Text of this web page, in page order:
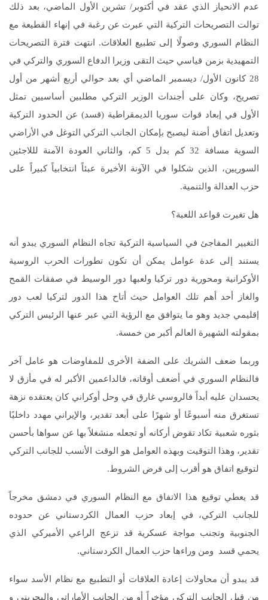
عدم الانحياز الذي عقد في أكتوبر/ تشرين الأول الماضي، بعد ذلك
توالت التصريحات التركية التي عبرت عن رغبة في إنهاء القطيعة مع
النظام السوري وصولًا إلى تطبيع العلاقات. انتهت فترة التصريحات
التمهيدية بزمن قياسي حيث التقى وزيرا الدفاع السوري والتركي في
28 كانون الأول/ ديسمبر الماضي أي بعد حوالي أربع أشهر من أول
تصريح، وكان على أجندات الوزير التركي مطلبين أساسيين تمثل
الأول في إبعاد قوات سوريا الديمقراطية (قسد) عن الحدود التركية
وتعديل اتفاق أضنة ليصبح بإمكان الجانب التركي التوغل في الأراضي
السوية مسافة 32 كم بدل 5 كم، والثاني العودة الآمنة لللاجئين
السوريين، الذين شكلوا في الآونة الأخيرة عبئاً انتخابياً كبيراً على
حزب العدالة والتنمية.
هل تغيرت قواعد اللعبة؟
التغيير المفاجئ في السياسية التركية تجاه النظام السوري يبدو أنه
يستند إلى عدة عوامل يمكن أن تكون تطورات الحرب الروسية
الأوكرانية ومحورية دور تركيا ولعبها دور الوسيط في صفقات القمح
والغاز أحد أهم تلك العوامل حيث أتاح هذا الدور لتركيا لعب دور
إقليمي جديد وهو ما يتوافق مع الرؤية التي عبر عنها الرئيس التركي
بمقولته الشهيرة العالم أكبر من خمسة.
وربما ضعف الشريك على الضفة الأخرى للمفاوضات هو عامل آخر
فالنظام السوري في أضعف أوقاته، فالداعمين الأكبر له في مأزق لا
يحسدان عليه أبداً فالروسي غارق في وحل أوكراني كان يعتقده نزهة
تستغرق منه أسبوعًا أو شهرًا على أبعد تقدير، والإيراني مهدد داخليًا
بثوره شعبية تكاد تقوض أركانه أو تجعله منشغلاً بها عن سواها بأحسن
تقدير، وهذا التوقيت وبهذه العوامل هو الوقت الأنسب للجانب التركي
لتوقيع اتفاق هو أقرب إلى فرض الشروط.
قد يعطي توقيع هذا الاتفاق مع النظام السوري في دمشق مخرجاً
للجانب التركي، في إبعاد حزب العمال الكردستاني عن حدوده
الجنوبية وتجنب مواجة عسكرية قد تزعج الراعي الأميركي الذي
يحمي قسد ومن وراءها حزب العمال الكردستاني.
قد يبدو أن محاولات إعادة العلاقات أو التطبيع مع نظام الأسد سواء
من قبل الجانب التركي مؤخراً أو من الجانب الأماراتي والبحريني و